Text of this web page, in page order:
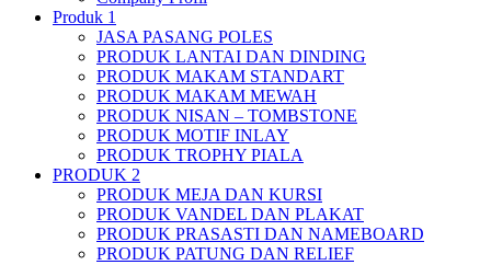
Produk 1
JASA PASANG POLES
PRODUK LANTAI DAN DINDING
PRODUK MAKAM STANDART
PRODUK MAKAM MEWAH
PRODUK NISAN – TOMBSTONE
PRODUK MOTIF INLAY
PRODUK TROPHY PIALA
PRODUK 2
PRODUK MEJA DAN KURSI
PRODUK VANDEL DAN PLAKAT
PRODUK PRASASTI DAN NAMEBOARD
PRODUK PATUNG DAN RELIEF